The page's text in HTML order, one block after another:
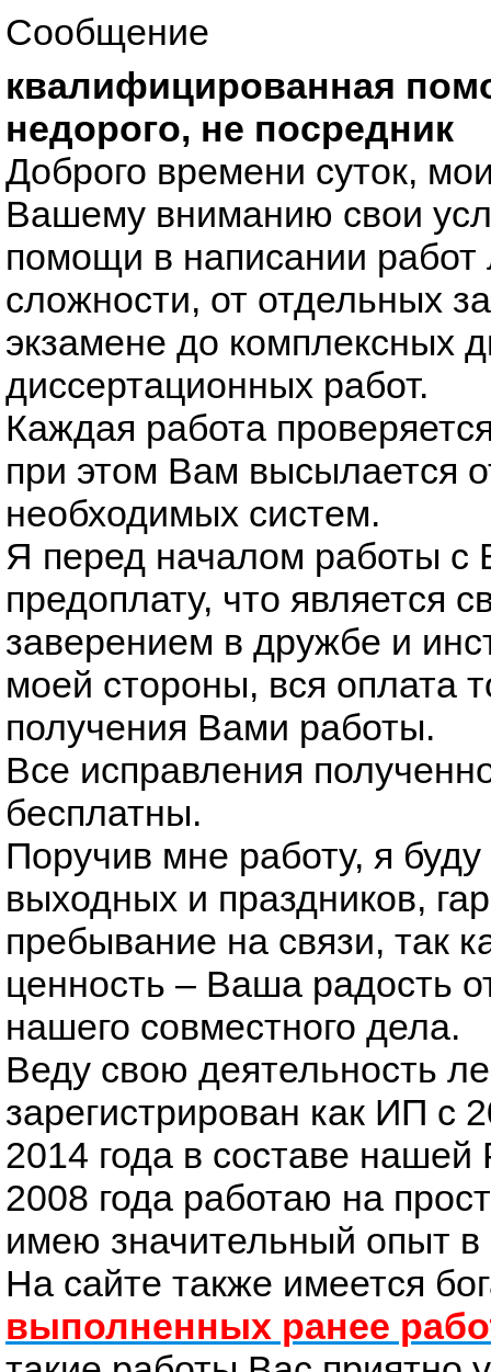
Сообщение
квалифицированная
недорого, не посредник
Доброго времени суток,
Вашему вниманию свои
помощи в написании работ
сложности, от отдельных
экзамене до комплексных
диссертационных работ.
Каждая работа
при этом Вам высылается
необходимых систем.
Я перед началом работы с
предоплату, что является
заверением в дружбе и
моей стороны, вся оплата
получения Вами работы.
Все исправления
бесплатны.
Поручив мне работу, я буду
выходных и праздников,
пребывание на связи, так
ценность – Ваша радость
нашего совместного дела.
Веду свою деятельность
зарегистрирован как ИП с
2014 года в составе
2008 года работаю на
имею значительный опыт в
На сайте также имеется
выполненных ранее